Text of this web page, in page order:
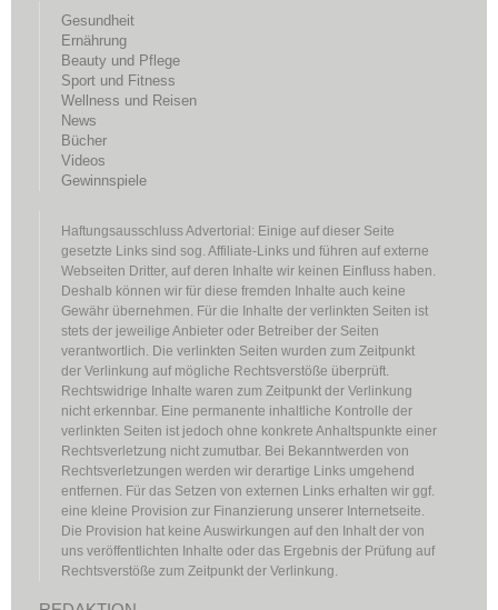
Gesundheit
Ernährung
Beauty und Pflege
Sport und Fitness
Wellness und Reisen
News
Bücher
Videos
Gewinnspiele
Haftungsausschluss Advertorial: Einige auf dieser Seite
gesetzte Links sind sog. Affiliate-Links und führen auf externe
Webseiten Dritter, auf deren Inhalte wir keinen Einfluss haben.
Deshalb können wir für diese fremden Inhalte auch keine
Gewähr übernehmen. Für die Inhalte der verlinkten Seiten ist
stets der jeweilige Anbieter oder Betreiber der Seiten
verantwortlich. Die verlinkten Seiten wurden zum Zeitpunkt
der Verlinkung auf mögliche Rechtsverstöße überprüft.
Rechtswidrige Inhalte waren zum Zeitpunkt der Verlinkung
nicht erkennbar. Eine permanente inhaltliche Kontrolle der
verlinkten Seiten ist jedoch ohne konkrete Anhaltspunkte einer
Rechtsverletzung nicht zumutbar. Bei Bekanntwerden von
Rechtsverletzungen werden wir derartige Links umgehend
entfernen. Für das Setzen von externen Links erhalten wir ggf.
eine kleine Provision zur Finanzierung unserer Internetseite.
Die Provision hat keine Auswirkungen auf den Inhalt der von
uns veröffentlichten Inhalte oder das Ergebnis der Prüfung auf
Rechtsverstöße zum Zeitpunkt der Verlinkung.